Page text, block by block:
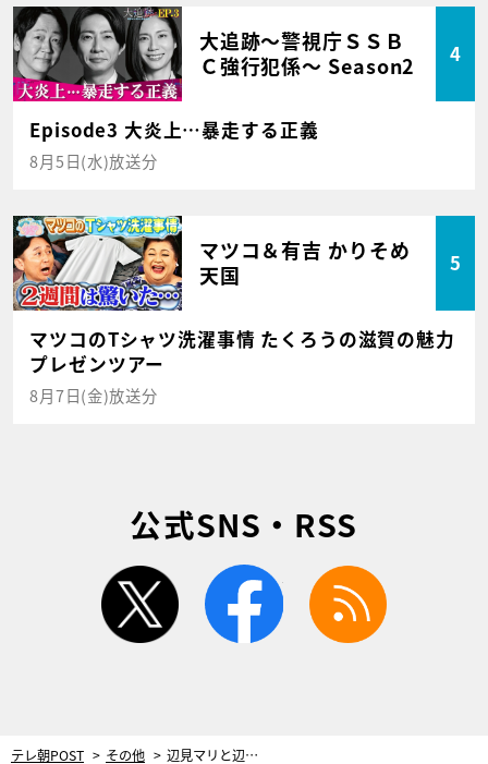
大追跡～警視庁ＳＳＢ
Ｃ強行犯係～ Season2
4
Episode3 大炎上…暴走する正義
8月5日(水)放送分
マツコ＆有吉 かりそめ
天国
5
マツコのTシャツ洗濯事情 たくろうの滋賀の魅力
プレゼンツアー
8月7日(金)放送分
公式SNS・RSS
twitter facebook
テレ朝POST その他 辺見マリと辺見えみり、テレビ初共演！ マリ離婚後の家族を語る